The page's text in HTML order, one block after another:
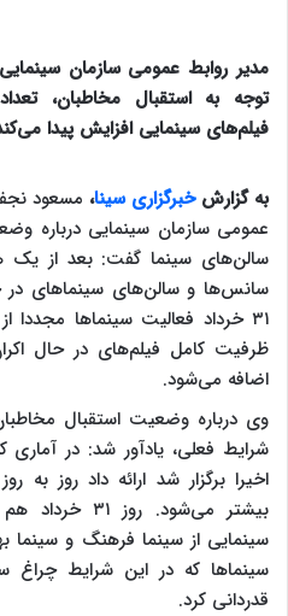
مدیر روابط عمومی سازمان
توجه به استقبال مخاطبان،
فیلم‌های سینمایی افزایش پیدا
به گزارشخبرگزاری سینا، مسعود
عمومی سازمان سینمایی درباره
سالن‌های سینما گفت: بعد از یک
سانس‌ها و سالن‌های سینماهای در
۳۱ خرداد فعالیت‌ سینماها
ظرفیت کامل فیلم‌های در حال
اضافه می‌شود.
وی درباره وضعیت استقبال
شرایط فعلی، یادآور شد: در
اخیرا برگزار شد ارائه داد روز به
بیشتر می‌شود.
سینمایی از سینما فرهنگ و سینما
سینماها که در این شرایط چراغ
قدردانی کرد.